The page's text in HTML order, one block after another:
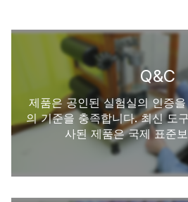
Q&C
제품은 공인된 실험실의 인증
의 기준을 충족합니다. 최신 도
사된 제품은 국제 표준